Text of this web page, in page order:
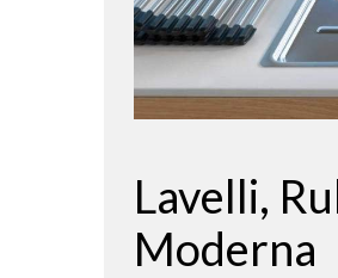
Lavelli,
Moderna